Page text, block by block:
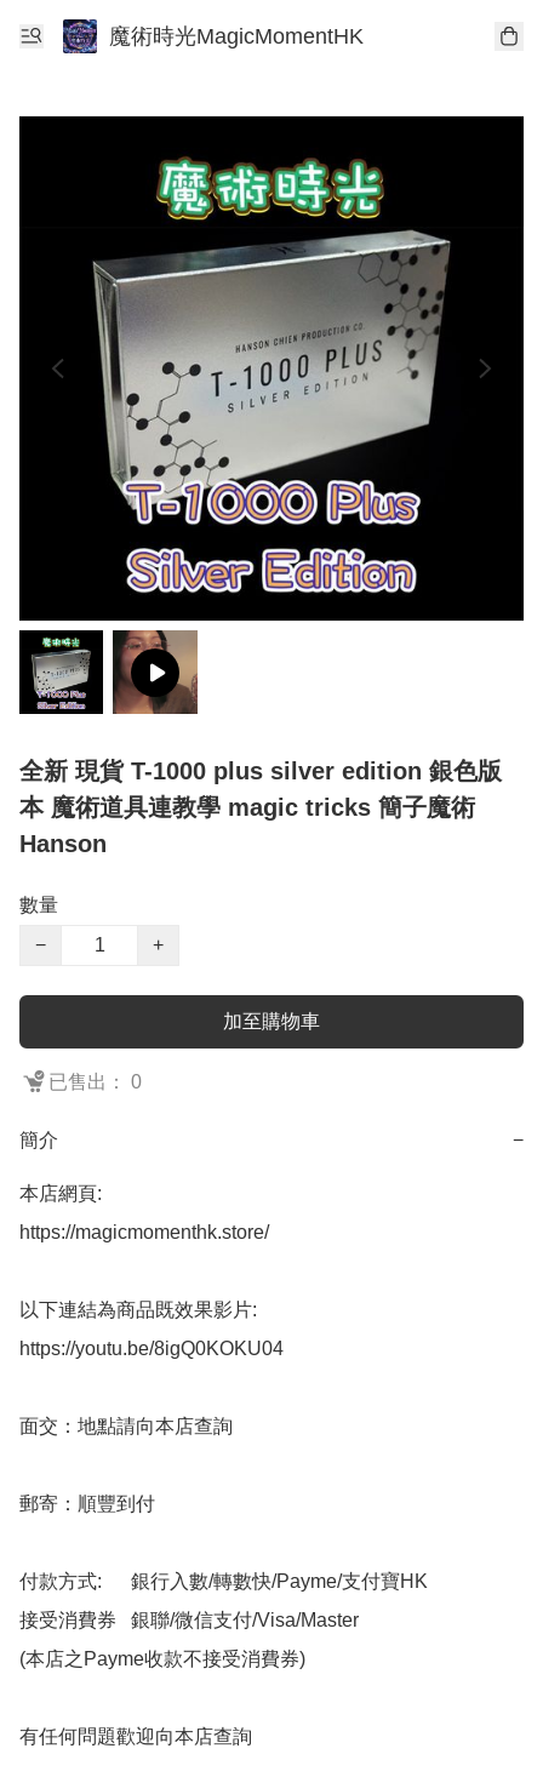
魔術時光MagicMomentHK
全新 現貨 T-1000 plus silver edition 銀色版
本 魔術道具連教學 magic tricks 簡子魔術
Hanson
數量
−
+
加至購物車
已售出： 0
簡介 −
本店網頁:
https://magicmomenthk.store/
以下連結為商品既效果影片:
https://youtu.be/8igQ0KOKU04
面交：地點請向本店查詢
郵寄：順豐到付
付款方式:      銀行入數/轉數快/Payme/支付寶HK
接受消費券   銀聯/微信支付/Visa/Master
(本店之Payme收款不接受消費券)
有任何問題歡迎向本店查詢